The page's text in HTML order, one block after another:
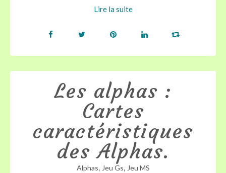
Lire la suite
Les alphas :
Cartes
caractéristiques
des Alphas.
Alphas, Jeu Gs, Jeu MS